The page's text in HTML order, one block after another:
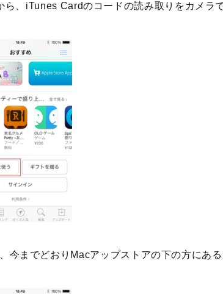
ら、iTunes Cardのコードの読み取りをカメラ
今までどおりMacアップストアの下の方にあ